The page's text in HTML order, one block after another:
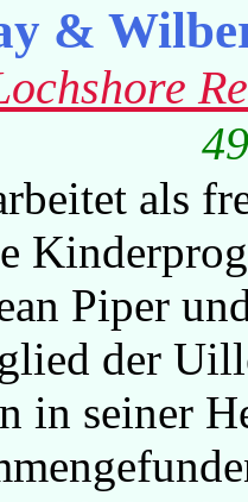
&
als
Piper
der
in seiner